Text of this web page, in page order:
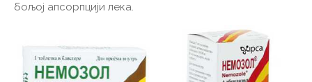
бољој апсорпцији лека.